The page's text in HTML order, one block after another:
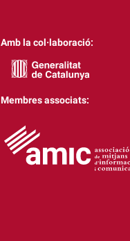
Amb la col·laboració:
Membres associats: